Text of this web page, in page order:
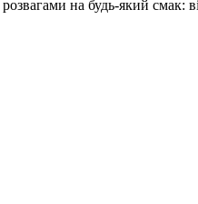
на будь-який смак: